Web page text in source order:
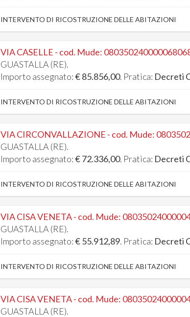
INTERVENTO DI RICOSTRUZIONE DELLE ABITAZIONI
VIA CASELLE - cod. Mude:
GUASTALLA (RE).
Importo assegnato:€ 85.856,00. Pratica: Decreti
INTERVENTO DI RICOSTRUZIONE DELLE ABITAZIONI
VIA CIRCONVALLAZIONE - cod. Mude:
GUASTALLA (RE).
Importo assegnato:€ 72.336,00. Pratica: Decreti
INTERVENTO DI RICOSTRUZIONE DELLE ABITAZIONI
VIA CISA VENETA - cod. Mude:
GUASTALLA (RE).
Importo assegnato:€ 55.912,89. Pratica: Decreti
INTERVENTO DI RICOSTRUZIONE DELLE ABITAZIONI
VIA CISA VENETA - cod. Mude:
GUASTALLA (RE).